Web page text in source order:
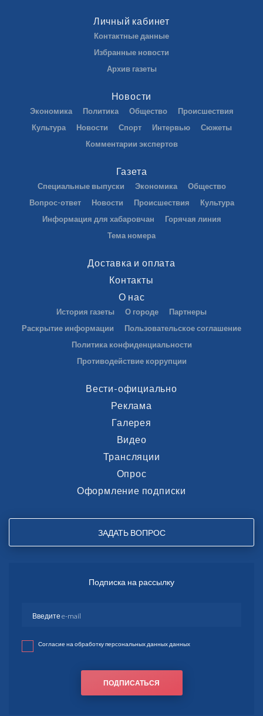
Личный кабинет
Контактные данные
Избранные новости
Архив газеты
Новости
Экономика Политика Общество
Происшествия
Культура
Новости Спорт Интервью
Сюжеты
Комментарии экспертов
Газета
Специальные выпуски Экономика
Общество
Вопрос-ответ
Новости Происшествия
Культура
Информация для хабаровчан
Горячая линия
Тема номера
Доставка и оплата
Контакты
О нас
История газеты О городе
Партнеры
Раскрытие информации
Пользовательское соглашение
Политика конфиденциальности
Противодействие коррупции
Вести-официально
Реклама
Галерея
Видео
Трансляции
Опрос
Оформление подписки
ЗАДАТЬ ВОПРОС
Подписка на рассылку
Согласие на обработку персональных данных данных
ПОДПИСАТЬСЯ